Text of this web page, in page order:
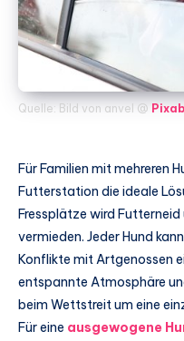
Quelle: Bild von anvel @
Für Familien mit mehreren
Futterstation die ideale
Fressplätze wird
vermieden. Jeder Hund
Konflikte mit Artgenossen
entspannte Atmosphäre
beim Wettstreit um eine
Für eine ausgewogene